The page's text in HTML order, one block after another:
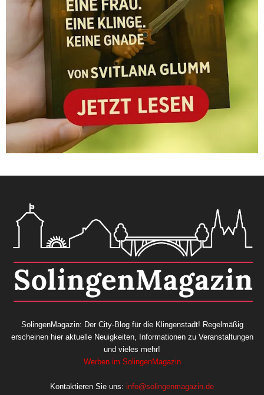
SolingenMagazin: Der City-Blog für die Klingenstadt! Regelmäßig
erscheinen hier aktuelle Neuigkeiten, Informationen zu Veranstaltungen
und vieles mehr!
Werben im SolingenMagazin
Kontaktieren Sie uns: info@solingenmagazin.de